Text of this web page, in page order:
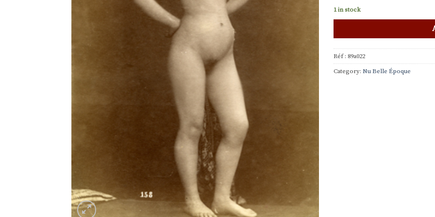
1 in stock
Réf : 89a022
Category: Nu Belle Époque